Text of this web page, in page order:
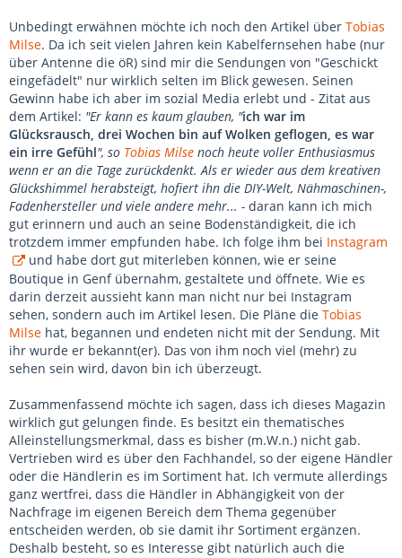
Unbedingt erwähnen möchte ich noch den Artikel über Tobias
Milse. Da ich seit vielen Jahren kein Kabelfernsehen habe (nur
über Antenne die öR) sind mir die Sendungen von "Geschickt
eingefädelt" nur wirklich selten im Blick gewesen. Seinen
Gewinn habe ich aber im sozial Media erlebt und - Zitat aus
dem Artikel: "Er kann es kaum glauben, "ich war im
Glücksrausch, drei Wochen bin auf Wolken geflogen, es war
ein irre Gefühl", so Tobias Milse noch heute voller Enthusiasmus
wenn er an die Tage zurückdenkt. Als er wieder aus dem kreativen
Glückshimmel herabsteigt, hofiert ihn die DIY-Welt, Nähmaschinen-,
Fadenhersteller und viele andere mehr... - daran kann ich mich
gut erinnern und auch an seine Bodenständigkeit, die ich
trotzdem immer empfunden habe. Ich folge ihm bei Instagram
und habe dort gut miterleben können, wie er seine
Boutique in Genf übernahm, gestaltete und öffnete. Wie es
darin derzeit aussieht kann man nicht nur bei Instagram
sehen, sondern auch im Artikel lesen. Die Pläne die Tobias
Milse hat, begannen und endeten nicht mit der Sendung. Mit
ihr wurde er bekannt(er). Das von ihm noch viel (mehr) zu
sehen sein wird, davon bin ich überzeugt.
Zusammenfassend möchte ich sagen, dass ich dieses Magazin
wirklich gut gelungen finde. Es besitzt ein thematisches
Alleinstellungsmerkmal, dass es bisher (m.W.n.) nicht gab.
Vertrieben wird es über den Fachhandel, so der eigene Händler
oder die Händlerin es im Sortiment hat. Ich vermute allerdings
ganz wertfrei, dass die Händler in Abhängigkeit von der
Nachfrage im eigenen Bereich dem Thema gegenüber
entscheiden werden, ob sie damit ihr Sortiment ergänzen.
Deshalb besteht, so es Interesse gibt natürlich auch die